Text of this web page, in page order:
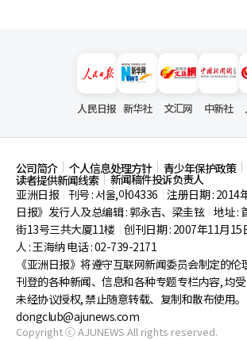
人民日报 新华社 文汇网 中新社
公司简介 个人信息处理方针 青少年保护政策
读者提供新闻线索
新闻稿件投诉负责人
亚洲日报
刊号 : 서울,아04336 注册日期 : 2014
日报》发行人及总编辑 : 郭永吉、梁圭铉 地址 :
街13号三共大厦11楼 创刊日期 : 2007年11月15
人 : 王海纳 电话 : 02-739-2171
《亚洲日报》将遵守互联网新闻委员会制定的伦
刊登的各种新闻、信息和各种专题专栏内容, 均受
未经协议授权, 禁止随意转载、复制和散布使用。
dongclub@ajunews.com
Copyright ⓒ AJUNEWS All rights reserved.